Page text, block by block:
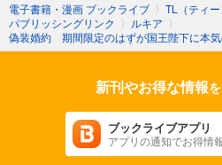
電子書籍・漫画 ブックライブ 〉 TL（ティー
パブリッシングリンク 〉 ルキア 〉
偽装婚約 期間限定のはずが国王陛下に本
新刊やお得な情報
ブックライブアプリ
アプリの通知でお得情